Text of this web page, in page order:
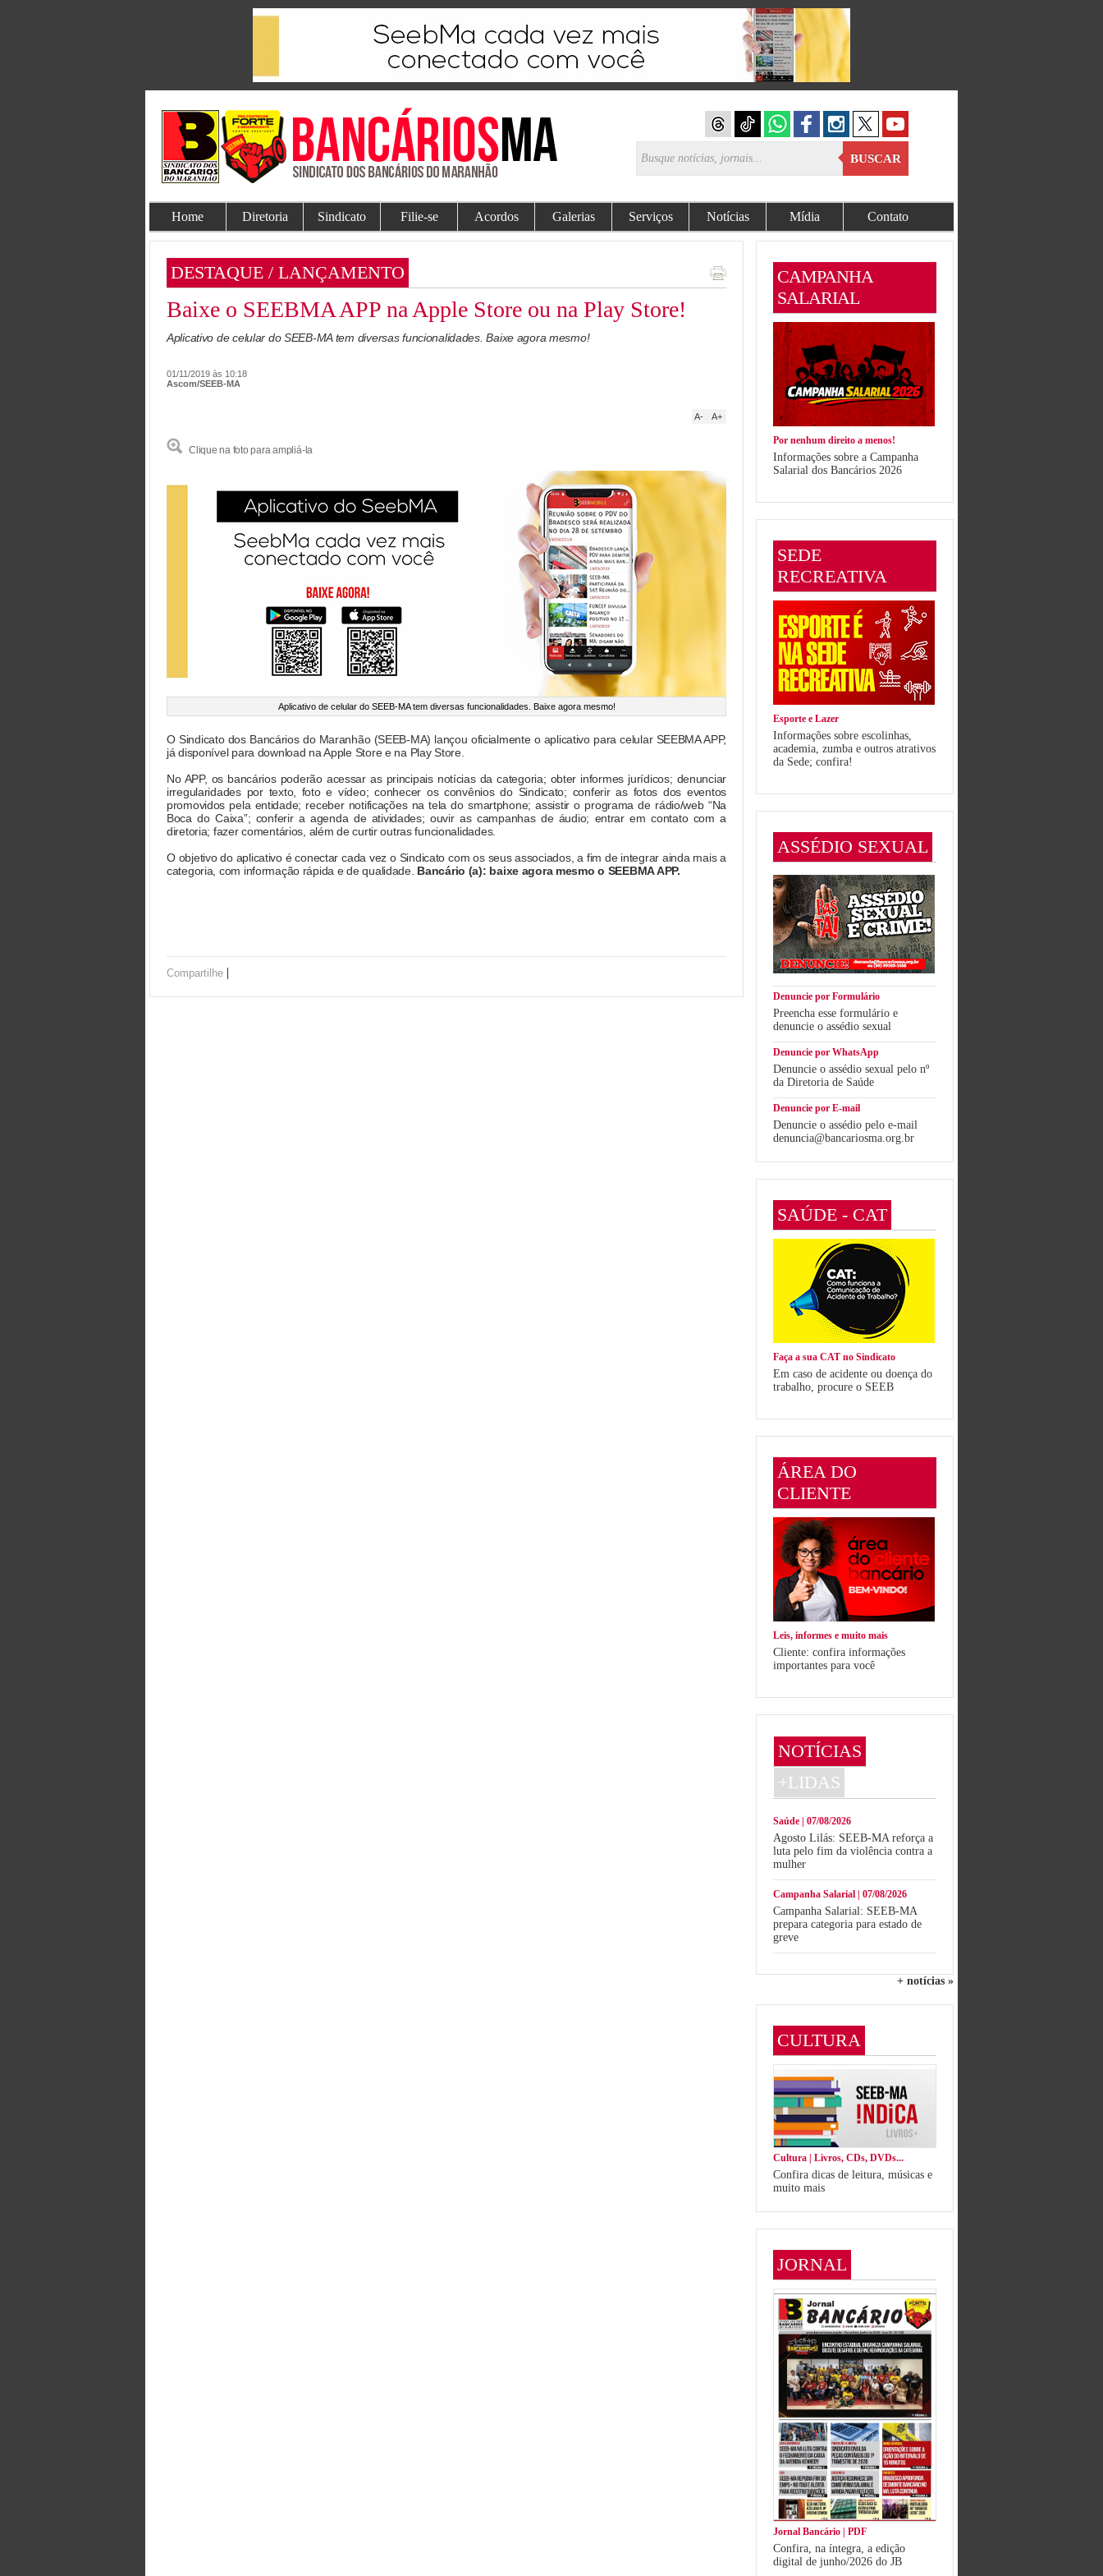
BUSCAR
Home Diretoria Sindicato Filie-se Acordos Galerias Serviços Notícias Mídia Contato
DESTAQUE / LANÇAMENTO
Baixe o SEEBMA APP na Apple Store ou na Play Store!
Aplicativo de celular do SEEB-MA tem diversas funcionalidades. Baixe agora mesmo!
01/11/2019 às 10:18
Ascom/SEEB-MA
A+
A-
Clique na foto para ampliá-la
Aplicativo de celular do SEEB-MA tem diversas funcionalidades. Baixe agora mesmo!
O Sindicato dos Bancários do Maranhão (SEEB-MA) lançou oficialmente o aplicativo para celular SEEBMA APP,
já disponível para download na Apple Store e na Play Store.
No APP, os bancários poderão acessar as principais notícias da categoria; obter informes jurídicos; denunciar
irregularidades por texto, foto e vídeo; conhecer os convênios do Sindicato; conferir as fotos dos eventos
promovidos pela entidade; receber notificações na tela do smartphone; assistir o programa de rádio/web “Na
Boca do Caixa”; conferir a agenda de atividades; ouvir as campanhas de áudio; entrar em contato com a
diretoria; fazer comentários, além de curtir outras funcionalidades.
O objetivo do aplicativo é conectar cada vez o Sindicato com os seus associados, a fim de integrar ainda mais a
categoria, com informação rápida e de qualidade. Bancário (a): baixe agora mesmo o SEEBMA APP.
Compartilhe |
CAMPANHA
SALARIAL
Por nenhum direito a menos!
Informações sobre a Campanha
Salarial dos Bancários 2026
SEDE
RECREATIVA
Esporte e Lazer
Informações sobre escolinhas,
academia, zumba e outros atrativos
da Sede; confira!
ASSÉDIO SEXUAL
Denuncie por Formulário
Preencha esse formulário e
denuncie o assédio sexual
Denuncie por WhatsApp
Denuncie o assédio sexual pelo nº
da Diretoria de Saúde
Denuncie por E-mail
Denuncie o assédio pelo e-mail
denuncia@bancariosma.org.br
SAÚDE - CAT
Faça a sua CAT no Sindicato
Em caso de acidente ou doença do
trabalho, procure o SEEB
ÁREA DO
CLIENTE
Leis, informes e muito mais
Cliente: confira informações
importantes para você
NOTÍCIAS
+LIDAS
Saúde | 07/08/2026
Agosto Lilás: SEEB-MA reforça a
luta pelo fim da violência contra a
mulher
Campanha Salarial | 07/08/2026
Campanha Salarial: SEEB-MA
prepara categoria para estado de
greve
+ notícias »
CULTURA
Cultura | Livros, CDs, DVDs...
Confira dicas de leitura, músicas e
muito mais
JORNAL
Jornal Bancário | PDF
Confira, na íntegra, a edição
digital de junho/2026 do JB